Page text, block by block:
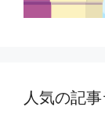
人気の記